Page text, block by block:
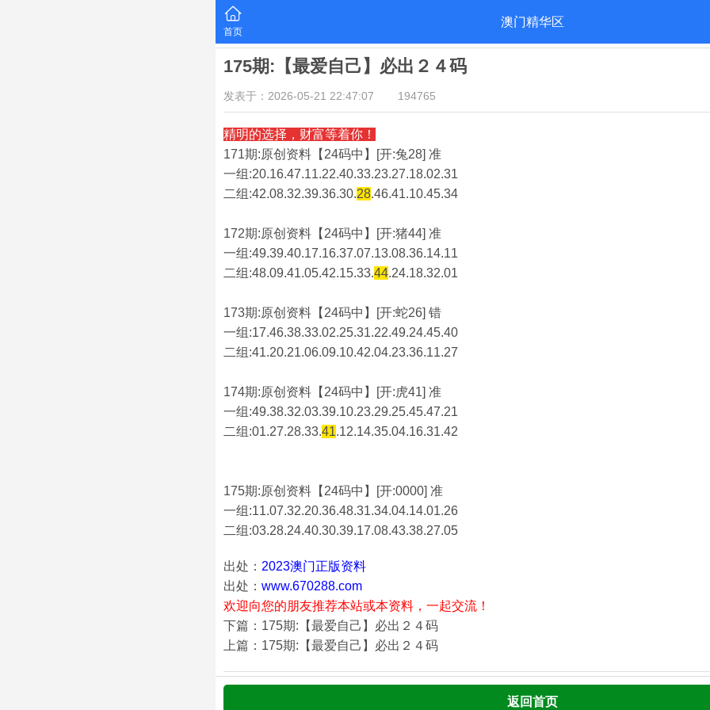
首页
澳门精华区
175期:【最爱自己】必出２４码
发表于：2026-05-21 22:47:07 194765
精明的选择，财富等着你！
171期:原创资料【24码中】[开:兔28] 准
一组:20.16.47.11.22.40.33.23.27.18.02.31
二组:42.08.32.39.36.30.28.46.41.10.45.34
172期:原创资料【24码中】[开:猪44] 准
一组:49.39.40.17.16.37.07.13.08.36.14.11
二组:48.09.41.05.42.15.33.44.24.18.32.01
173期:原创资料【24码中】[开:蛇26] 错
一组:17.46.38.33.02.25.31.22.49.24.45.40
二组:41.20.21.06.09.10.42.04.23.36.11.27
174期:原创资料【24码中】[开:虎41] 准
一组:49.38.32.03.39.10.23.29.25.45.47.21
二组:01.27.28.33.41.12.14.35.04.16.31.42
175期:原创资料【24码中】[开:0000] 准
一组:11.07.32.20.36.48.31.34.04.14.01.26
二组:03.28.24.40.30.39.17.08.43.38.27.05
出处： 2023澳门正版资料
出处： www.670288.com
欢迎向您的朋友推荐本站或本资料，一起交流！
下篇：175期:【最爱自己】必出２４码
上篇：175期:【最爱自己】必出２４码
返回首页